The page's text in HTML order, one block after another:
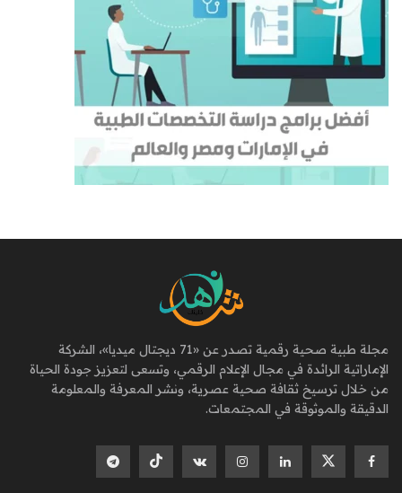
مجلة طبية صحية رقمية تصدر عن «71 ديجتال ميديا»، الشركة
الإماراتية الرائدة في مجال الإعلام الرقمي، وتسعى لتعزيز جودة الحياة
من خلال ترسيخ ثقافة صحية عصرية، ونشر المعرفة والمعلومة
الدقيقة والموثوقة في المجتمعات.